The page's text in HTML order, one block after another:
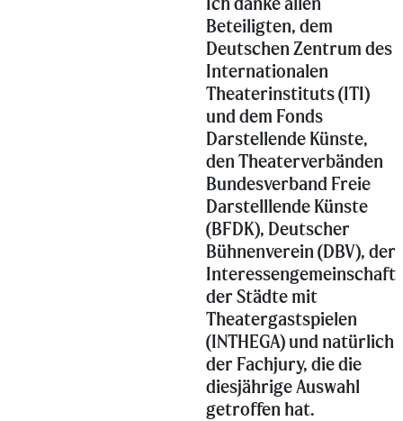
Beteiligten, dem
Deutschen Zentrum des
Internationalen
Theaterinstituts (ITI)
und dem Fonds
Darstellende Künste,
den Theaterverbänden
Bundesverband Freie
Darstelllende Künste
(BFDK), Deutscher
Bühnenverein (DBV), der
Interessengemeinschaft
der Städte mit
Theatergastspielen
(INTHEGA) und natürlich
der Fachjury, die die
diesjährige Auswahl
getroffen hat.